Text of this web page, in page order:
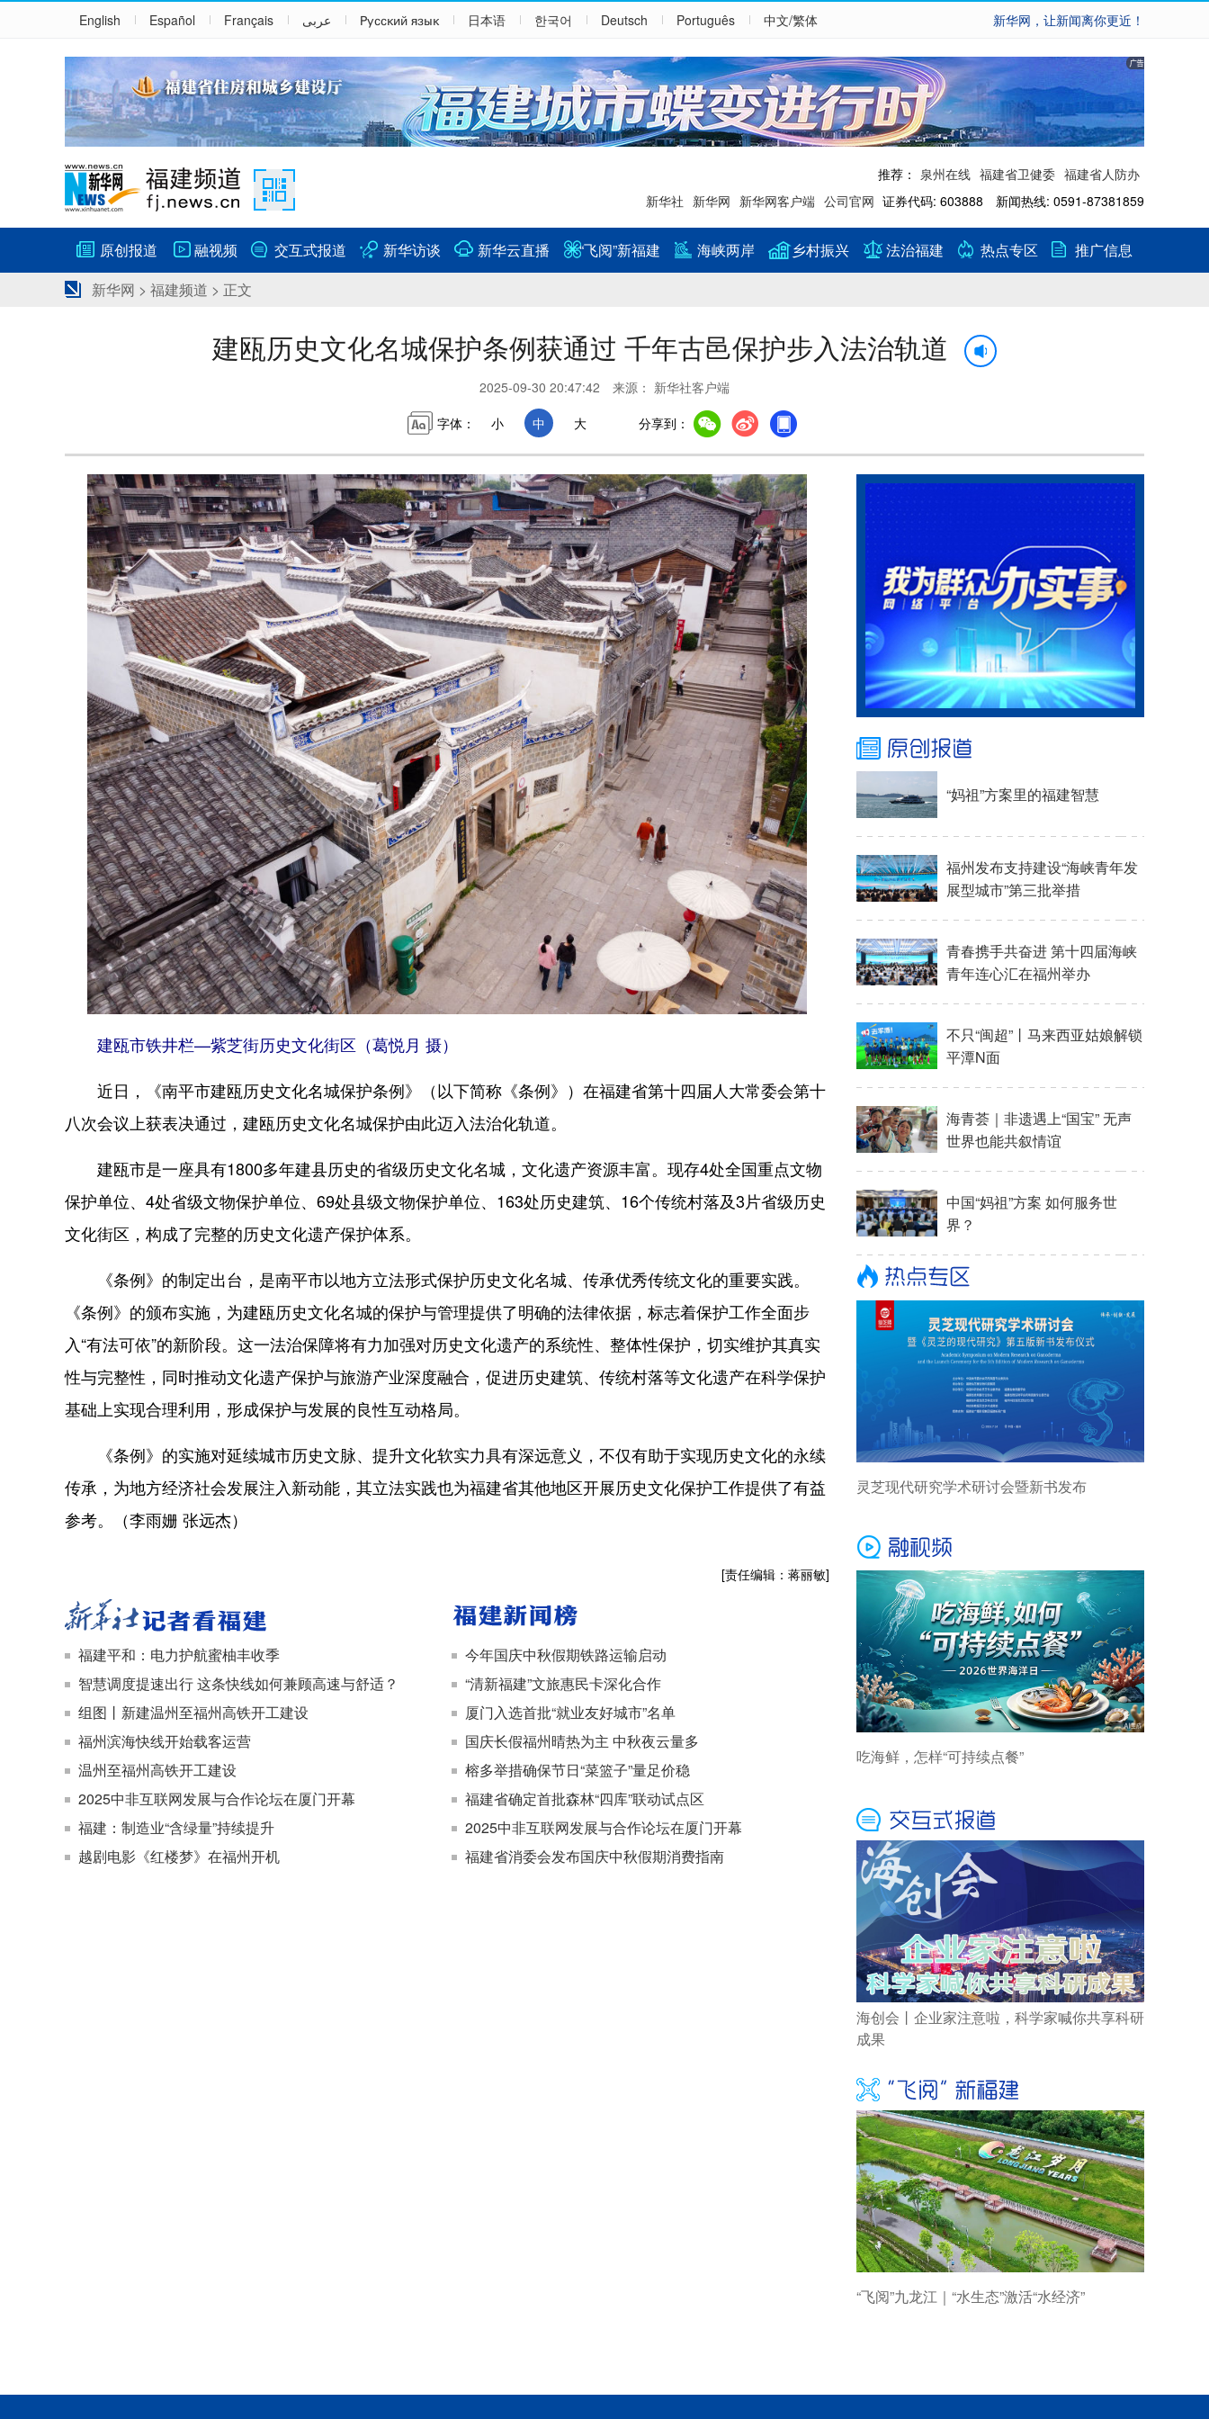
English Español Français عربى Русский язык 日本语 한국어 Deutsch Português 中文/繁体 新华网，让新闻离你更近！
推荐： 泉州在线 福建省卫健委 福建省人防办
新华社 新华网 新华网客户端 公司官网 证券代码: 603888 新闻热线: 0591-87381859
原创报道 融视频 交互式报道 新华访谈 新华云直播 “飞阅”新福建 海峡两岸 乡村振兴 法治福建 热点专区
推广信息
新华网 > 福建频道 > 正文
建瓯历史文化名城保护条例获通过 千年古邑保护步入法治轨道
2025-09-30 20:47:42 来源： 新华社客户端
字体：
小 中 大 分享到：
建瓯市铁井栏—紫芝街历史文化街区（葛悦月 摄）
近日，《南平市建瓯历史文化名城保护条例》（以下简称《条例》）在福建省第十四届人大常委会第十
八次会议上获表决通过，建瓯历史文化名城保护由此迈入法治化轨道。
建瓯市是一座具有1800多年建县历史的省级历史文化名城，文化遗产资源丰富。现存4处全国重点文物
保护单位、4处省级文物保护单位、69处县级文物保护单位、163处历史建筑、16个传统村落及3片省级历史
文化街区，构成了完整的历史文化遗产保护体系。
《条例》的制定出台，是南平市以地方立法形式保护历史文化名城、传承优秀传统文化的重要实践。
《条例》的颁布实施，为建瓯历史文化名城的保护与管理提供了明确的法律依据，标志着保护工作全面步
入“有法可依”的新阶段。这一法治保障将有力加强对历史文化遗产的系统性、整体性保护，切实维护其真实
性与完整性，同时推动文化遗产保护与旅游产业深度融合，促进历史建筑、传统村落等文化遗产在科学保护
基础上实现合理利用，形成保护与发展的良性互动格局。
《条例》的实施对延续城市历史文脉、提升文化软实力具有深远意义，不仅有助于实现历史文化的永续
传承，为地方经济社会发展注入新动能，其立法实践也为福建省其他地区开展历史文化保护工作提供了有益
参考。（李雨姗 张远杰）
[责任编辑：蒋丽敏]
福建平和：电力护航蜜柚丰收季
智慧调度提速出行 这条快线如何兼顾高速与舒适？
组图丨新建温州至福州高铁开工建设
福州滨海快线开始载客运营
温州至福州高铁开工建设
2025中非互联网发展与合作论坛在厦门开幕
福建：制造业“含绿量”持续提升
越剧电影《红楼梦》在福州开机
今年国庆中秋假期铁路运输启动
“清新福建”文旅惠民卡深化合作
厦门入选首批“就业友好城市”名单
国庆长假福州晴热为主 中秋夜云量多
榕多举措确保节日“菜篮子”量足价稳
福建省确定首批森林“四库”联动试点区
2025中非互联网发展与合作论坛在厦门开幕
福建省消委会发布国庆中秋假期消费指南